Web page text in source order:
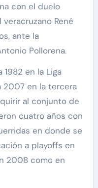
con el duelo
René
ante la
Pollorena.
en la Liga
2007 en la tercera
al conjunto de
cuatro años con
en donde se
a playoffs en
2008 como en